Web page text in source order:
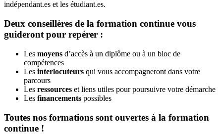
indépendant.es et les étudiant.es.
Deux conseillères de la formation continue vous
guideront pour repérer :
Les moyens d’accès à un diplôme ou à un bloc de
compétences
Les interlocuteurs qui vous accompagneront dans votre
parcours
Les ressources et liens utiles pour poursuivre votre démarche
Les financements possibles
Toutes nos formations sont ouvertes à la formation
continue !